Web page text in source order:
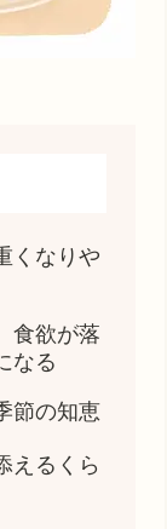
くなりや
食欲が落
なる
節の知恵
えるくら